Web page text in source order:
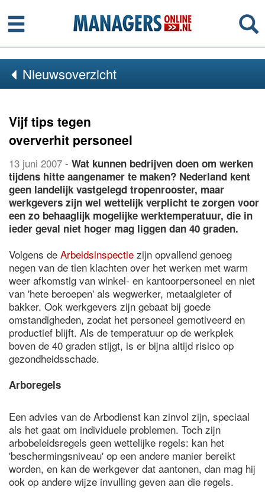
Menu
Nieuwsoverzicht
Vijf tips tegen
oververhit personeel
13 juni 2007 - Wat kunnen bedrijven doen om werken
tijdens hitte aangenamer te maken? Nederland kent
geen landelijk vastgelegd tropenrooster, maar
werkgevers zijn wel wettelijk verplicht te zorgen voor
een zo behaaglijk mogelijke werktemperatuur, die in
ieder geval niet hoger mag liggen dan 40 graden.
Volgens de Arbeidsinspectie zijn opvallend genoeg
negen van de tien klachten over het werken met warm
weer afkomstig van winkel- en kantoorpersoneel en niet
van 'hete beroepen' als wegwerker, metaalgieter of
bakker. Ook werkgevers zijn gebaat bij goede
omstandigheden, zodat het personeel gemotiveerd en
productief blijft. Als de temperatuur op de werkplek
boven de 40 graden stijgt, is er bijna altijd risico op
gezondheidsschade.
Arboregels
Een advies van de Arbodienst kan zinvol zijn, speciaal
als het gaat om individuele problemen. Toch zijn
arbobeleidsregels geen wettelijke regels: kan het
'beschermingsniveau' op een andere manier bereikt
worden, en kan de werkgever dat aantonen, dan mag hij
ook op andere wijze invulling geven aan die regels.